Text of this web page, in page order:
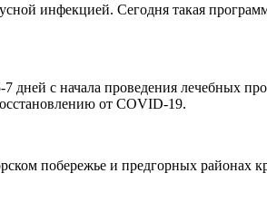
инфекцией. Сегодня такая
дней с начала проведения лечебных
от COVID-19.
побережье и предгорных районах